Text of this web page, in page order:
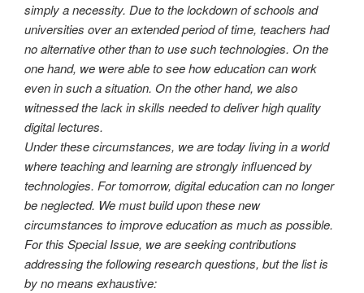
simply a necessity. Due to the lockdown of schools and
universities over an extended period of time, teachers had
no alternative other than to use such technologies. On the
one hand, we were able to see how education can work
even in such a situation. On the other hand, we also
witnessed the lack in skills needed to deliver high quality
digital lectures.
Under these circumstances, we are today living in a world
where teaching and learning are strongly influenced by
technologies. For tomorrow, digital education can no longer
be neglected. We must build upon these new
circumstances to improve education as much as possible.
For this Special Issue, we are seeking contributions
addressing the following research questions, but the list is
by no means exhaustive: